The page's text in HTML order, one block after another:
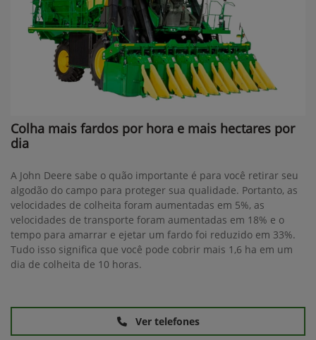
Colha mais fardos por hora e mais hectares por
dia
A John Deere sabe o quão importante é para você retirar seu
algodão do campo para proteger sua qualidade. Portanto, as
velocidades de colheita foram aumentadas em 5%, as
velocidades de transporte foram aumentadas em 18% e o
tempo para amarrar e ejetar um fardo foi reduzido em 33%.
Tudo isso significa que você pode cobrir mais 1,6 ha em um
dia de colheita de 10 horas.
Ver telefones